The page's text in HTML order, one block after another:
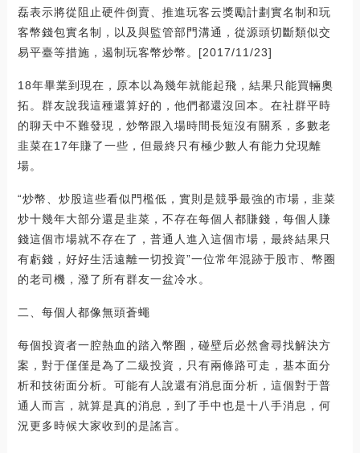
磊表示將從阻止硬件倒賣、推進玩客云獎勵計劃實名制和玩
客幣錢包實名制，以及與監管部門溝通，從源頭切斷類似交
易平臺等措施，遏制玩客幣炒幣。[2017/11/23]
18年畢業到現在，原本以為幾年就能起飛，結果只能買輛奧
拓。群友說我這種還算好的，他們都還沒回本。在社群平時
的聊天中不難發現，炒幣跟入場時間長短沒有關系，多數老
韭菜在17年賺了一些，但最終只有極少數人有能力兌現離
場。
“炒幣、炒股這些看似門檻低，實則是競爭最強的市場，韭菜
炒十幾年大部分還是韭菜，不存在每個人都賺錢，每個人賺
錢這個市場就不存在了，普通人進入這個市場，最終結果只
有虧錢，好好生活遠離一切投資”一位常年混跡于股市、幣圈
的老司機，潑了所有群友一盆冷水。
二、每個人都像無頭蒼蠅
每個投資者一腔熱血的踏入幣圈，碰壁后必然會尋找解決方
案，對于僅僅是為了二級投資，只有兩條路可走，基本面分
析和技術面分析。可能有人說還有消息面分析，這個對于普
通人而言，就算是真的消息，到了手中也是十八手消息，何
況更多時候大家收到的是謠言。